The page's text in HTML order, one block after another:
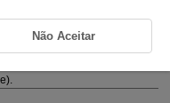
cada destes parâmetros
Não Aceitar